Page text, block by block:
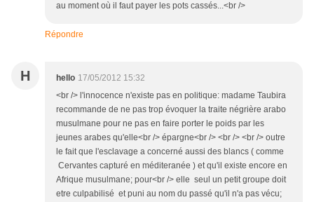
au moment où il faut payer les pots cassés...<br />
Répondre
H hello 17/05/2012 15:32
<br /> l'innocence n'existe pas en politique: madame Taubira
recommande de ne pas trop évoquer la traite négrière arabo
musulmane pour ne pas en faire porter le poids par les
jeunes arabes qu'elle<br /> épargne<br /> <br /> <br /> outre
le fait que l'esclavage a concerné aussi des blancs ( comme
Cervantes capturé en méditeranée ) et qu'il existe encore en
Afrique musulmane; pour<br /> elle seul un petit groupe doit
etre culpabilisé et puni au nom du passé qu'il n'a pas vécu;